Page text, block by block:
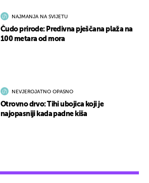
NAJMANJA NA SVIJETU
Čudo prirode: Predivna pješčana plaža na
100 metara od mora
NEVJEROJATNO OPASNO
Otrovno drvo: Tihi ubojica koji je
najopasniji kada padne kiša